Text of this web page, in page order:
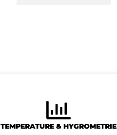
TEMPERATURE & HYGROMETRIE